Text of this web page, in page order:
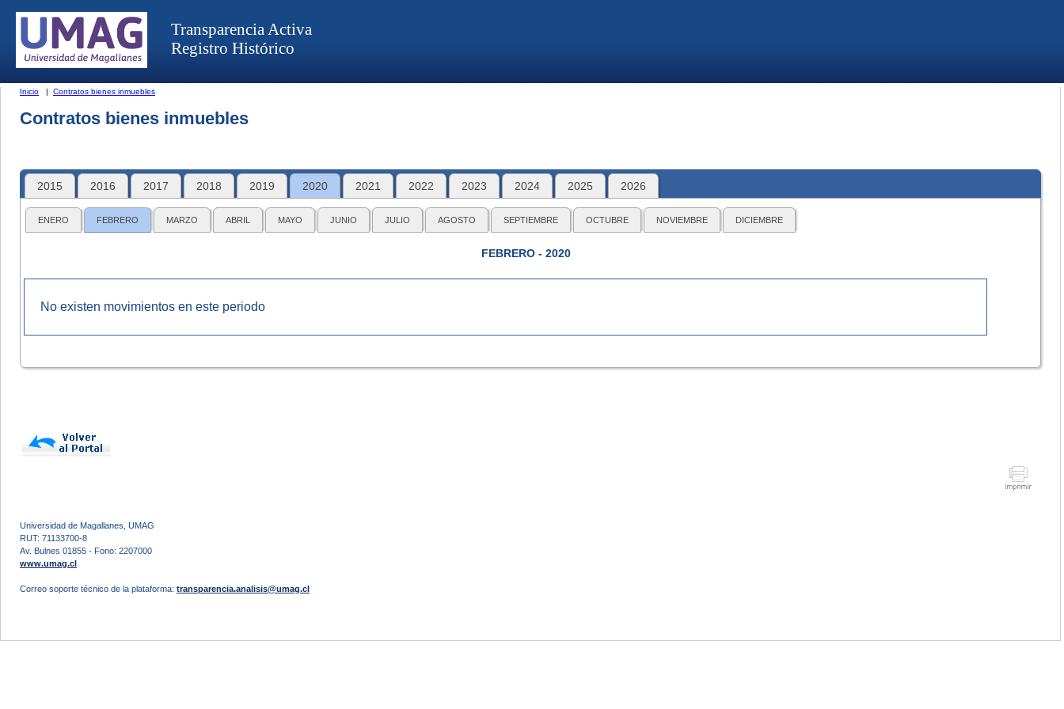
Transparencia Activa
Registro Histórico
Inicio | Contratos bienes inmuebles
Contratos bienes inmuebles
2015 2016 2017 2018 2019 2020 2021 2022 2023 2024 2025 2026
ENERO FEBRERO MARZO ABRIL MAYO JUNIO JULIO AGOSTO SEPTIEMBRE OCTUBRE NOVIEMBRE DICIEMBRE
FEBRERO - 2020
No existen movimientos en este periodo
Universidad de Magallanes, UMAG
RUT: 71133700-8
Av. Bulnes 01855 - Fono: 2207000
www.umag.cl
Correo soporte técnico de la plataforma: transparencia.analisis@umag.cl